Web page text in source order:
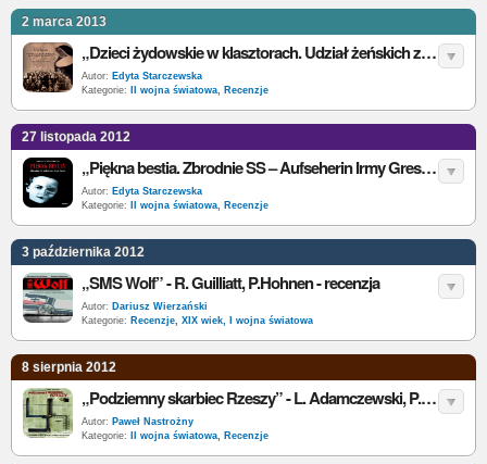
2 marca 2013
„Dzieci żydowskie w klasztorach. Udział żeńskich zgromadzeń zakonnych w akcjach ratowania dzieci żydowskich w Polsce...” - E. Kurek - recenzja
Autor: Edyta Starczewska
Kategorie:
II wojna światowa, Recenzje
27 listopada 2012
„Piękna bestia. Zbrodnie SS – Aufseherin Irmy Grese”– D. P. Brown – recenzja
Autor: Edyta Starczewska
Kategorie:
II wojna światowa, Recenzje
3 października 2012
„SMS Wolf” - R. Guilliatt, P.Hohnen - recenzja
Autor: Dariusz Wierzański
Kategorie: Recenzje, XIX wiek, I wojna światowa
8 sierpnia 2012
„Podziemny skarbiec Rzeszy” - L. Adamczewski, P. Piątkiewicz - recenzja
Autor: Paweł Nastrożny
Kategorie:
II wojna światowa, Recenzje